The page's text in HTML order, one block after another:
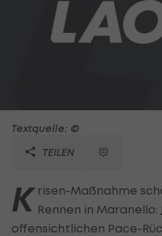
Textquelle: ©
TEILEN
K risen-Maßnahme
Rennen in Maranello:
offensichtlichen Pace-